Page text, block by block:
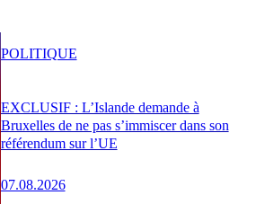
EXCLUSIF : L’Islande demande à
Bruxelles de ne pas s’immiscer dans son
référendum sur l’UE
07.08.2026
POLITIQUE